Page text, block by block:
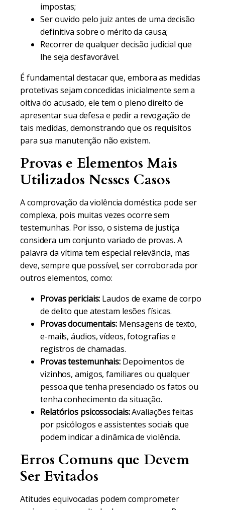
impostas;
Ser ouvido pelo juiz antes de uma decisão
definitiva sobre o mérito da causa;
Recorrer de qualquer decisão judicial que
lhe seja desfavorável.
É fundamental destacar que, embora as medidas
protetivas sejam concedidas inicialmente sem a
oitiva do acusado, ele tem o pleno direito de
apresentar sua defesa e pedir a revogação de
tais medidas, demonstrando que os requisitos
para sua manutenção não existem.
Provas e Elementos Mais
Utilizados Nesses Casos
A comprovação da violência doméstica pode ser
complexa, pois muitas vezes ocorre sem
testemunhas. Por isso, o sistema de justiça
considera um conjunto variado de provas. A
palavra da vítima tem especial relevância, mas
deve, sempre que possível, ser corroborada por
outros elementos, como:
Provas periciais: Laudos de exame de corpo
de delito que atestam lesões físicas.
Provas documentais: Mensagens de texto,
e-mails, áudios, vídeos, fotografias e
registros de chamadas.
Provas testemunhais: Depoimentos de
vizinhos, amigos, familiares ou qualquer
pessoa que tenha presenciado os fatos ou
tenha conhecimento da situação.
Relatórios psicossociais:Avaliações feitas
por psicólogos e assistentes sociais que
podem indicar a dinâmica de violência.
Erros Comuns que Devem
Ser Evitados
Atitudes equivocadas podem comprometer